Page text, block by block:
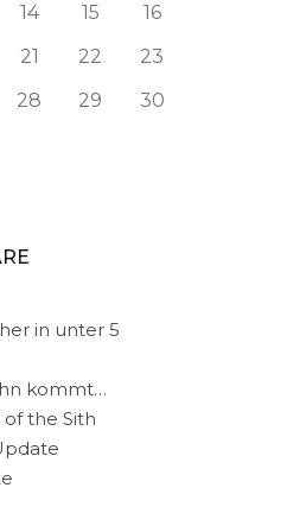
14 15
16
21 22
23
28 29
30
in unter 5
kommt…
the Sith